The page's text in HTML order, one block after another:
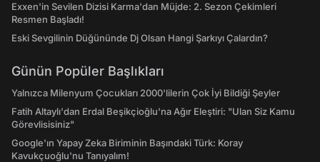
Exxen'in Sevilen Dizisi Karma'dan Müjde: 2. Sezon Çekimleri
Resmen Başladı!
Eski Sevgilinin Düğününde Dj Olsan Hangi Şarkıyı Çalardın?
Günün Popüler Başlıkları
Yalnızca Milenyum Çocukları 2000'lilerin Çok İyi Bildiği Şeyler
Fatih Altaylı'dan Erdal Beşikçioğlu'na Ağır Eleştiri: "Ulan Siz Kamu
Görevlisisiniz"
Google'ın Yapay Zeka Biriminin Başındaki Türk: Koray
Kavukçuoğlu'nu Tanıyalım!